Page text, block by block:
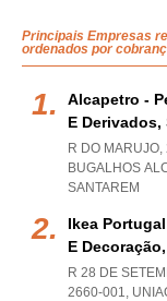
Principais Empresas
ordenados por
Alcapetro -
E Derivados,
R DO
BUGALHOS
SANTAREM
Ikea
E
R 28 DE
2660-001,